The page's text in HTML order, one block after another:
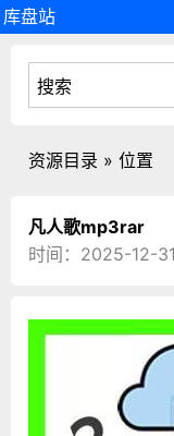
库盘站
资源目录 » 位置
凡人歌mp3rar
时间：2025-12-31